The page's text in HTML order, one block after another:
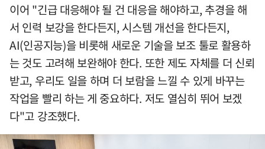
이어 "긴급 대응해야 될 건 대응을 해야하고, 추경을 해
서 인력 보강을 한다든지, 시스템 개선을 한다든지,
AI(인공지능)을 비롯해 새로운 기술을 보조 툴로 활용하
는 것도 고려해 보완해야 한다. 또한 제도 자체를 더 신뢰
받고, 우리도 일을 하며 더 보람을 느낄 수 있게 바꾸는
작업을 빨리 하는 게 중요하다. 저도 열심히 뛰어 보겠
다"고 강조했다.